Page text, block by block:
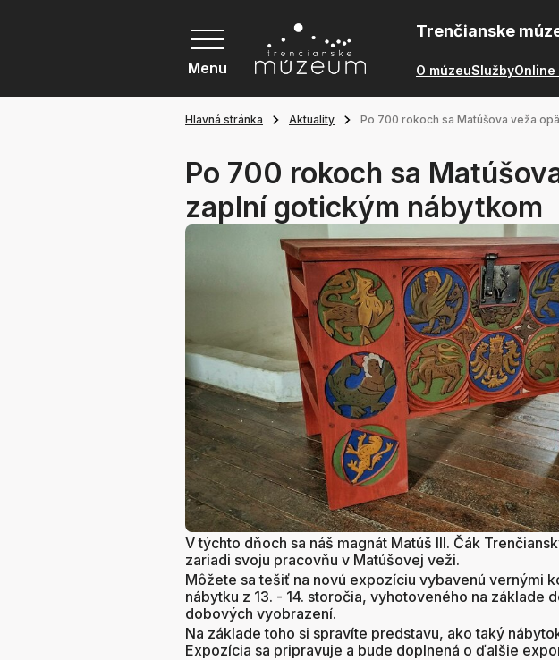
Menu
Trenčianske
O múzeuSlužby
Hlavná stránka Aktuality Po 700 rokoch sa Matúšova veža
Po 700 rokoch sa
zaplní gotickým nábytkom
V týchto dňoch sa náš magnát Matúš III. Čák
zariadi svoju pracovňu v Matúšovej veži.
Môžete sa tešiť na novú expozíciu vybavenú vernými
nábytku z 13. - 14. storočia, vyhotoveného na základe
dobových vyobrazení.
Na základe toho si spravíte predstavu, ako taký
Expozícia sa pripravuje a bude doplnená o ďalšie